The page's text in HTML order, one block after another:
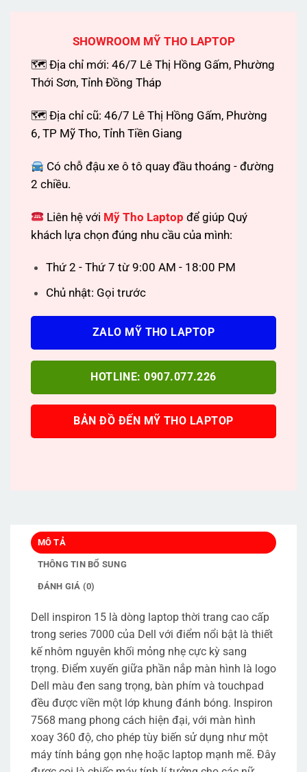
SHOWROOM MỸ THO LAPTOP
🗺 Địa chỉ mới: 46/7 Lê Thị Hồng Gấm, Phường
Thới Sơn, Tỉnh Đồng Tháp
🗺 Địa chỉ cũ: 46/7 Lê Thị Hồng Gấm, Phường
6, TP Mỹ Tho, Tỉnh Tiền Giang
Có chỗ đậu xe ô tô quay đầu thoáng - đường
2 chiều.
Liên hệ với Mỹ Tho Laptop để giúp Quý
khách lựa chọn đúng nhu cầu của mình:
Thứ 2 - Thứ 7 từ 9:00 AM - 18:00 PM
Chủ nhật: Gọi trước
ZALO MỸ THO LAPTOP
HOTLINE: 0907.077.226
BẢN ĐỒ ĐẾN MỸ THO LAPTOP
MÔ TẢ
THÔNG TIN BỔ SUNG
ĐÁNH GIÁ (0)
Dell inspiron 15 là dòng laptop thời trang cao cấp
trong series 7000 của Dell với điểm nổi bật là thiết
kế nhôm nguyên khối mỏng nhẹ cực kỳ sang
trọng. Điểm xuyến giữa phần nắp màn hình là logo
Dell màu đen sang trọng, bàn phím và touchpad
đều được viền một lớp khung đánh bóng. Inspiron
7568 mang phong cách hiện đại, với màn hình
xoay 360 độ, cho phép tùy biến sử dụng như một
máy tính bảng gọn nhẹ hoặc laptop mạnh mẽ. Đây